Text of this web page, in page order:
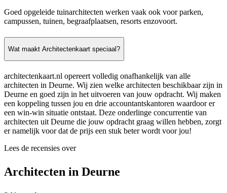
Goed opgeleide tuinarchitecten werken vaak ook voor parken,
campussen, tuinen, begraafplaatsen, resorts enzovoort.
Wat maakt Architectenkaart speciaal?
architectenkaart.nl opereert volledig onafhankelijk van alle
architecten in Deurne. Wij zien welke architecten beschikbaar zijn in
Deurne en goed zijn in het uitvoeren van jouw opdracht. Wij maken
een koppeling tussen jou en drie accountantskantoren waardoor er
een win-win situatie ontstaat. Deze onderlinge concurrentie van
architecten uit Deurne die jouw opdracht graag willen hebben, zorgt
er namelijk voor dat de prijs een stuk beter wordt voor jou!
Lees de recensies over
Architecten in Deurne